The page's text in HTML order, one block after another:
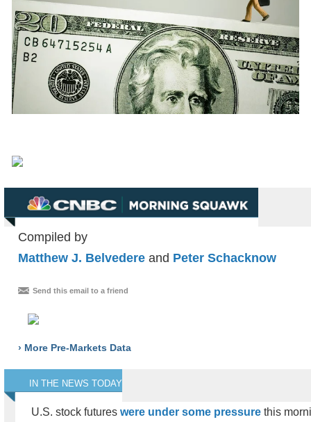
Compiled by
Matthew J. Belvedere and Peter Schacknow
Send this email to a friend
› More Pre-Markets Data
IN THE NEWS TODAY
U.S. stock futures were under some pressure this